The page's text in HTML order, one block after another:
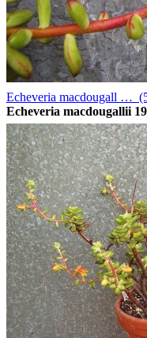
Echeveria macdougall …
Echeveria macdougallii